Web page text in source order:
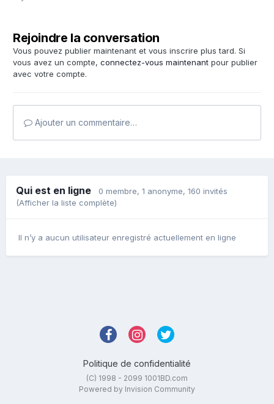
Rejoindre la conversation
Vous pouvez publier maintenant et vous inscrire plus tard. Si
vous avez un compte, connectez-vous maintenant pour publier
avec votre compte.
Ajouter un commentaire…
Qui est en ligne 0 membre, 1 anonyme, 160 invités
(Afficher la liste complète)
Il n’y a aucun utilisateur enregistré actuellement en ligne
Politique de confidentialité
(C) 1998 - 2099 1001BD.com
Powered by Invision Community